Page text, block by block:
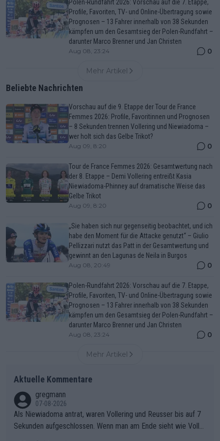
Polen-Rundfahrt 2026: Vorschau auf die 7. Etappe,
Profile, Favoriten, TV- und Online-Übertragung sowie
Prognosen – 13 Fahrer innerhalb von 38 Sekunden
kämpfen um den Gesamtsieg der Polen-Rundfahrt –
darunter Marco Brenner und Jan Christen
Aug 08, 23:24 0
Mehr Artikel
Beliebte Nachrichten
Vorschau auf die 9. Etappe der Tour de France
Femmes 2026: Profile, Favoritinnen und Prognosen
– 8 Sekunden trennen Vollering und Niewiadoma –
wer holt sich das Gelbe Trikot?
Aug 09, 8:20 0
Tour de France Femmes 2026: Gesamtwertung nach
der 8. Etappe – Demi Vollering entreißt Kasia
Niewiadoma-Phinney auf dramatische Weise das
Gelbe Trikot
Aug 09, 8:20 0
„Sie haben sich nur gegenseitig beobachtet, und ich
habe den Moment für die Attacke genutzt“ – Giulio
Pellizzari nutzt das Patt in der Gesamtwertung und
gewinnt an den Lagunas de Neila in Burgos
Aug 08, 20:49 0
Polen-Rundfahrt 2026: Vorschau auf die 7. Etappe,
Profile, Favoriten, TV- und Online-Übertragung sowie
Prognosen – 13 Fahrer innerhalb von 38 Sekunden
kämpfen um den Gesamtsieg der Polen-Rundfahrt –
darunter Marco Brenner und Jan Christen
Aug 08, 23:24 0
Mehr Artikel
Aktuelle Kommentare
gregmann
07-08-2026
Als Niewiadoma antrat, waren Vollering und Reusser bis auf 7
Sekunden aufgeschlossen. Wenn man am Ende sieht wie Voller